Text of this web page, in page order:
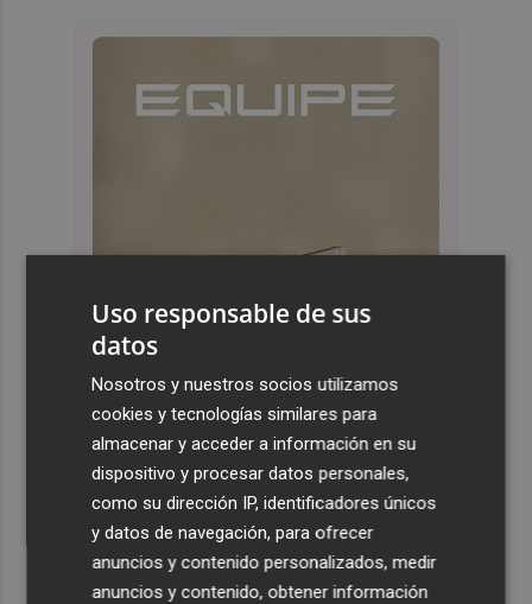
Uso responsable de sus
datos
Nosotros y nuestros socios utilizamos
cookies y tecnologías similares para
almacenar y acceder a información en su
dispositivo y procesar datos personales,
como su dirección IP, identificadores únicos
y datos de navegación, para ofrecer
anuncios y contenido personalizados, medir
anuncios y contenido, obtener información